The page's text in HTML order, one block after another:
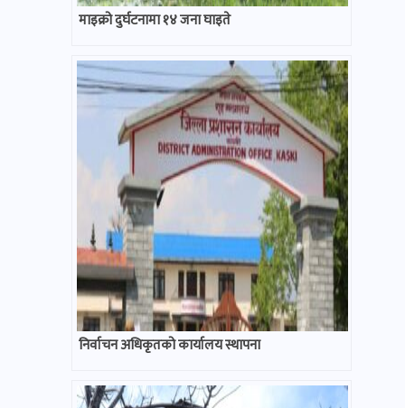
माइक्रो दुर्घटनामा १४ जना घाइते
निर्वाचन अधिकृतको कार्यालय स्थापना